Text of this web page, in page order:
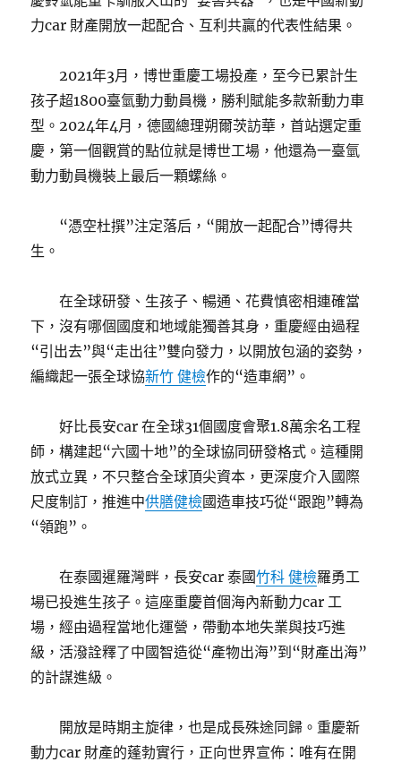
力car 財產開放一起配合、互利共贏的代表性結果。
2021年3月，博世重慶工場投產，至今已累計生
孩子超1800臺氫動力動員機，勝利賦能多款新動力車
型。2024年4月，德國總理朔爾茨訪華，首站選定重
慶，第一個觀賞的點位就是博世工場，他還為一臺氫
動力動員機裝上最后一顆螺絲。
“憑空杜撰”注定落后，“開放一起配合”博得共
生。
在全球研發、生孩子、暢通、花費慎密相連確當
下，沒有哪個國度和地域能獨善其身，重慶經由過程
“引出去”與“走出往”雙向發力，以開放包涵的姿勢，
編織起一張全球協新竹 健檢作的“造車網”。
好比長安car 在全球31個國度會聚1.8萬余名工程
師，構建起“六國十地”的全球協同研發格式。這種開
放式立異，不只整合全球頂尖資本，更深度介入國際
尺度制訂，推進中供膳健檢國造車技巧從“跟跑”轉為
“領跑”。
在泰國暹羅灣畔，長安car 泰國竹科 健檢羅勇工
場已投進生孩子。這座重慶首個海內新動力car 工
場，經由過程當地化運營，帶動本地失業與技巧進
級，活潑詮釋了中國智造從“產物出海”到“財產出海”
的計謀進級。
開放是時期主旋律，也是成長殊途同歸。重慶新
動力car 財產的蓬勃實行，正向世界宣佈：唯有在開